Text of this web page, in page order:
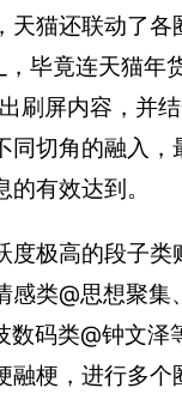
天猫还联动了各
，毕竟连天猫年
刷屏内容，并
同切角的融入，
有效达到。
度极高的段子类
感类@思想聚集
数码类@钟文泽
融梗，进行多个